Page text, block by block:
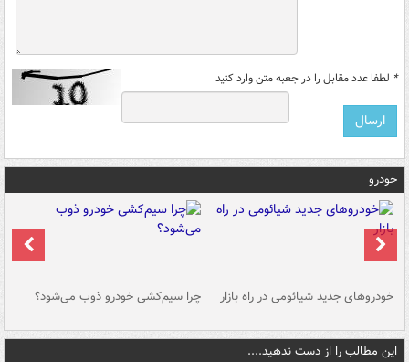
* لطفا عدد مقابل را در جعبه متن وارد کنید
خودرو
خودروهای جدید شیائومی در راه بازار چرا سیم‌کشی خودرو ذوب می‌شود؟
این مطالب را از دست ندهید....